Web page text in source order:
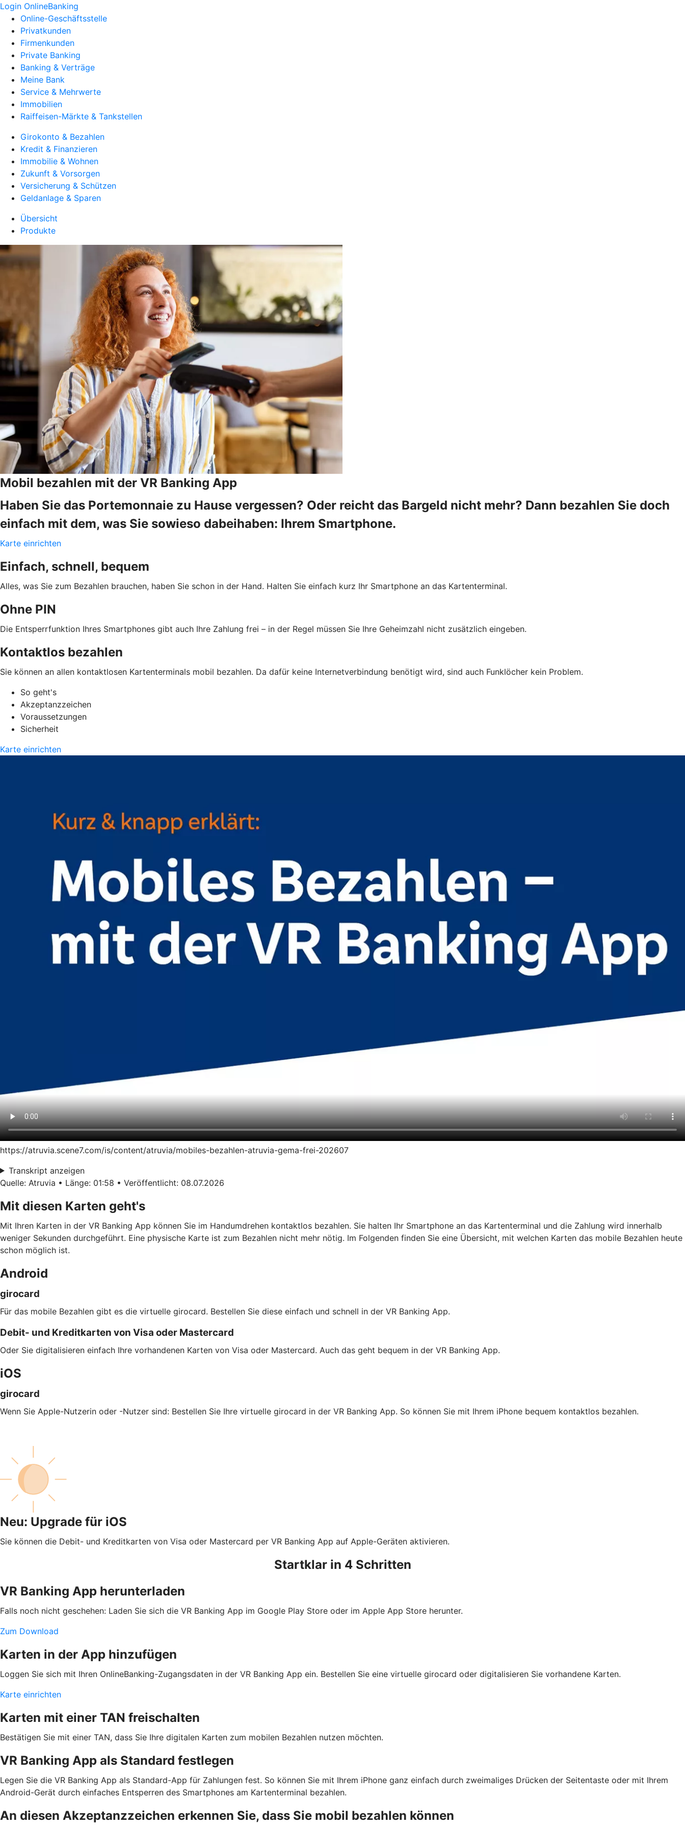
Login OnlineBanking
Online-Geschäftsstelle
Privatkunden
Firmenkunden
Private Banking
Banking & Verträge
Meine Bank
Service & Mehrwerte
Immobilien
Raiffeisen-Märkte & Tankstellen
Girokonto & Bezahlen
Kredit & Finanzieren
Immobilie & Wohnen
Zukunft & Vorsorgen
Versicherung & Schützen
Geldanlage & Sparen
Übersicht
Produkte
Mobil bezahlen mit der VR Banking App
Haben Sie das Portemonnaie zu Hause vergessen? Oder reicht das Bargeld nicht mehr? Dann bezahlen Sie doch
einfach mit dem, was Sie sowieso dabeihaben: Ihrem Smartphone.
Karte einrichten
Einfach, schnell, bequem
Alles, was Sie zum Bezahlen brauchen, haben Sie schon in der Hand. Halten Sie einfach kurz Ihr Smartphone an das Kartenterminal.
Ohne PIN
Die Entsperrfunktion Ihres Smartphones gibt auch Ihre Zahlung frei – in der Regel müssen Sie Ihre Geheimzahl nicht zusätzlich eingeben.
Kontaktlos bezahlen
Sie können an allen kontaktlosen Kartenterminals mobil bezahlen. Da dafür keine Internetverbindung benötigt wird, sind auch Funklöcher kein Problem.
So geht's
Akzeptanzzeichen
Voraussetzungen
Sicherheit
Karte einrichten
https://atruvia.scene7.com/is/content/atruvia/mobiles-bezahlen-atruvia-gema-frei-202607
Transkript anzeigen
Quelle: Atruvia • Länge: 01:58 • Veröffentlicht: 08.07.2026
Mit diesen Karten geht's
Mit Ihren Karten in der VR Banking App können Sie im Handumdrehen kontaktlos bezahlen. Sie halten Ihr Smartphone an das Kartenterminal und die Zahlung wird innerhalb
weniger Sekunden durchgeführt. Eine physische Karte ist zum Bezahlen nicht mehr nötig. Im Folgenden finden Sie eine Übersicht, mit welchen Karten das mobile Bezahlen heute
schon möglich ist.
Android
girocard
Für das mobile Bezahlen gibt es die virtuelle girocard. Bestellen Sie diese einfach und schnell in der VR Banking App.
Debit- und Kreditkarten von Visa oder Mastercard
Oder Sie digitalisieren einfach Ihre vorhandenen Karten von Visa oder Mastercard. Auch das geht bequem in der VR Banking App.
iOS
girocard
Wenn Sie Apple-Nutzerin oder -Nutzer sind: Bestellen Sie Ihre virtuelle girocard in der VR Banking App. So können Sie mit Ihrem iPhone bequem kontaktlos bezahlen.
Neu: Upgrade für iOS
Sie können die Debit- und Kreditkarten von Visa oder Mastercard per VR Banking App auf Apple-Geräten aktivieren.
Startklar in 4 Schritten
VR Banking App herunterladen
Falls noch nicht geschehen: Laden Sie sich die VR Banking App im Google Play Store oder im Apple App Store herunter.
Zum Download
Karten in der App hinzufügen
Loggen Sie sich mit Ihren OnlineBanking-Zugangsdaten in der VR Banking App ein. Bestellen Sie eine virtuelle girocard oder digitalisieren Sie vorhandene Karten.
Karte einrichten
Karten mit einer TAN freischalten
Bestätigen Sie mit einer TAN, dass Sie Ihre digitalen Karten zum mobilen Bezahlen nutzen möchten.
VR Banking App als Standard festlegen
Legen Sie die VR Banking App als Standard-App für Zahlungen fest. So können Sie mit Ihrem iPhone ganz einfach durch zweimaliges Drücken der Seitentaste oder mit Ihrem
Android-Gerät durch einfaches Entsperren des Smartphones am Kartenterminal bezahlen.
An diesen Akzeptanzzeichen erkennen Sie, dass Sie mobil bezahlen können